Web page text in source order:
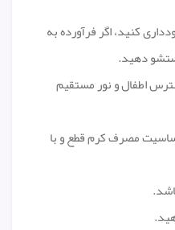
کنید، اگر فرآورده به
دهید.
اطفال و نور مستقیم
مصرف کرم قطع و با